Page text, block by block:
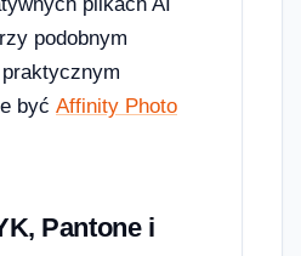
podobnym
być Affinity Photo
Pantone i